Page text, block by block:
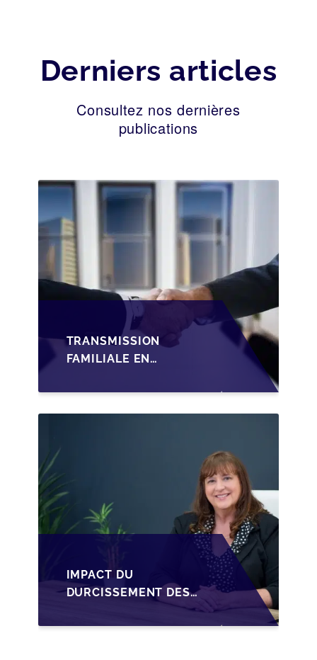
Derniers articles
Consultez nos dernières
publications
TRANSMISSION
FAMILIALE EN
STRUCTURER LA
CESSION DES PARTS
IMPACT DU
DURCISSEMENT DES
CRÉDIT SUR LA